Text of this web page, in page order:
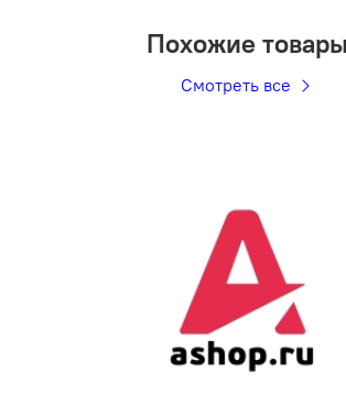
Похожие товары
Смотреть все